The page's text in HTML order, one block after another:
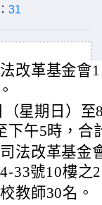
31
改革基金會
星期日）
下午5時，合
法改革基金
33號10樓之
教師30名。